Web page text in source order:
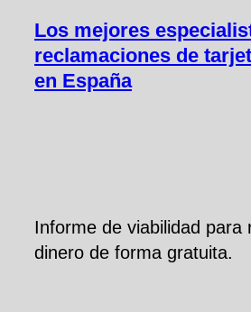
Los mejores
reclamaciones de
en España
Informe de viabilidad para
dinero de forma gratuita.